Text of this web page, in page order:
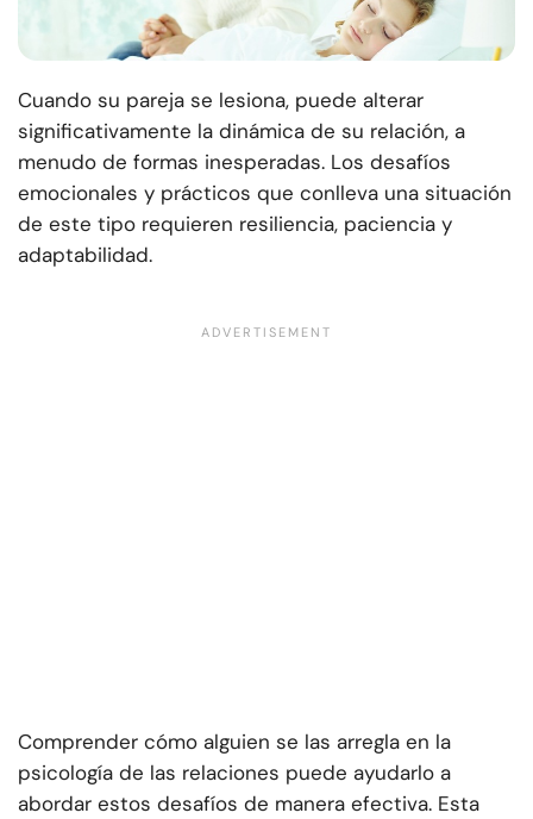
Cuando su pareja se lesiona, puede alterar
significativamente la dinámica de su relación, a
menudo de formas inesperadas. Los desafíos
emocionales y prácticos que conlleva una situación
de este tipo requieren resiliencia, paciencia y
adaptabilidad.
Comprender cómo alguien se las arregla en la
psicología de las relaciones puede ayudarlo a
abordar estos desafíos de manera efectiva. Esta